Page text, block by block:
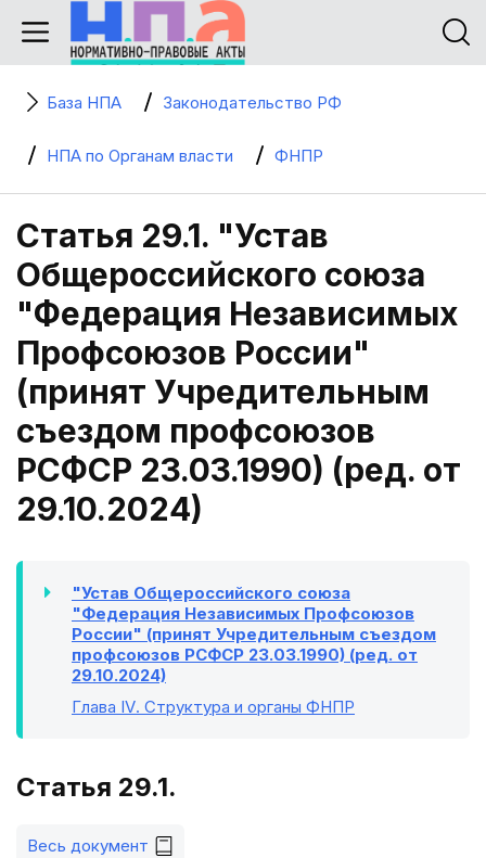
База НПА Законодательство РФ
НПА по Органам власти ФНПР
Статья 29.1. "Устав
Общероссийского союза
"Федерация Независимых
Профсоюзов России"
(принят Учредительным
съездом профсоюзов
РСФСР 23.03.1990) (ред. от
29.10.2024)
"Устав Общероссийского союза
"Федерация Независимых Профсоюзов
России" (принят Учредительным съездом
профсоюзов РСФСР 23.03.1990) (ред. от
29.10.2024)
Глава IV. Структура и органы ФНПР
Статья 29.1.
Весь документ